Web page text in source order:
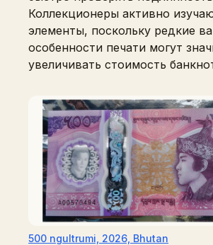
Коллекционеры активно
элементы, поскольку редкие
особенности печати могут
увеличивать стоимость
500 ngultrumi, 2026, Bhutan